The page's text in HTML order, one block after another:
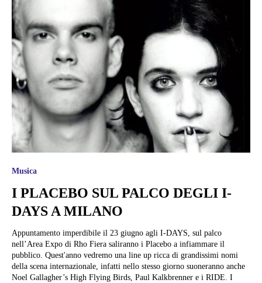
Musica
I PLACEBO SUL PALCO DEGLI I-
DAYS A MILANO
Appuntamento imperdibile il 23 giugno agli I-DAYS, sul palco
nell’Area Expo di Rho Fiera saliranno i Placebo a infiammare il
pubblico. Quest'anno vedremo una line up ricca di grandissimi nomi
della scena internazionale, infatti nello stesso giorno suoneranno anche
Noel Gallagher’s High Flying Birds, Paul Kalkbrenner e i RIDE. I